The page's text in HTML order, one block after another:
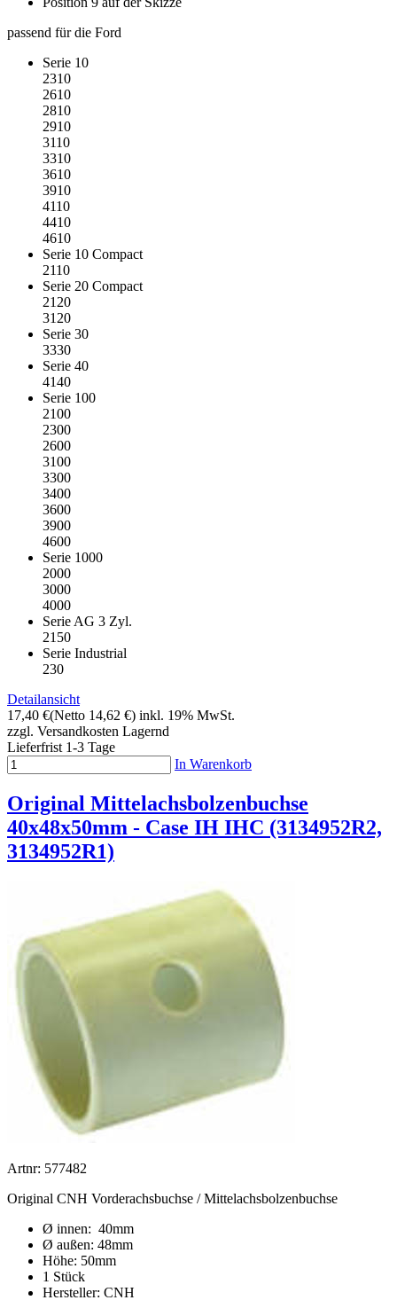
passend für die Ford
Serie 10
2310
2610
2810
2910
3110
3310
3610
3910
4110
4410
4610
Serie 10 Compact
2110
Serie 20 Compact
2120
3120
Serie 30
3330
Serie 40
4140
Serie 100
2100
2300
2600
3100
3300
3400
3600
3900
4600
Serie 1000
2000
3000
4000
Serie AG 3 Zyl.
2150
Serie Industrial
230
Detailansicht
17,40 €(Netto 14,62 €) inkl. 19% MwSt.
zzgl. Versandkosten Lagernd
Lieferfrist 1-3 Tage
In Warenkorb
Original Mittelachsbolzenbuchse
40x48x50mm - Case IH IHC (3134952R2,
3134952R1)
Artnr: 577482
Original CNH Vorderachsbuchse / Mittelachsbolzenbuchse
Ø innen: 40mm
Ø außen: 48mm
Höhe: 50mm
1 Stück
Hersteller: CNH